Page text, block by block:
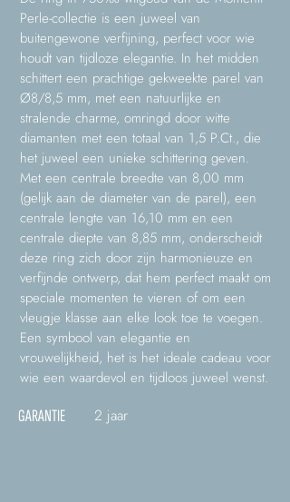
Perle-collectie is een juweel van
buitengewone verfijning, perfect voor wie
houdt van tijdloze elegantie. In het midden
schittert een prachtige gekweekte parel van
Ø8/8,5 mm, met een natuurlijke en
stralende charme, omringd door witte
diamanten met een totaal van 1,5 P.Ct., die
het juweel een unieke schittering geven.
Met een centrale breedte van 8,00 mm
(gelijk aan de diameter van de parel), een
centrale lengte van 16,10 mm en een
centrale diepte van 8,85 mm, onderscheidt
deze ring zich door zijn harmonieuze en
verfijnde ontwerp, dat hem perfect maakt om
speciale momenten te vieren of om een
vleugje klasse aan elke look toe te voegen.
Een symbool van elegantie en
vrouwelijkheid, het is het ideale cadeau voor
wie een waardevol en tijdloos juweel wenst.
GARANTIE 2 jaar